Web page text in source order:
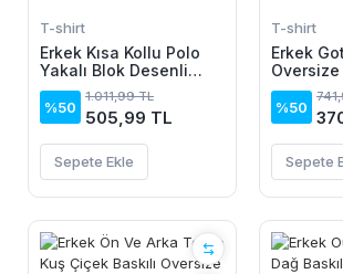
T-shirt
Erkek Kısa Kollu Polo
Yakalı Blok Desenli
Triko Bluz
%50
1.011,99 TL
505,99 TL
Sepete Ekle
T-shirt
Erkek
T-Shirt -
%50
Sepete